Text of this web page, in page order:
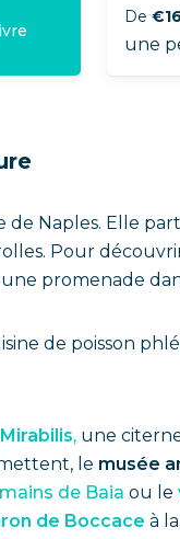
De
une
Naples. Elle
Pour
promenade
de poisson
, une
le musée
de Baia ou le
de Boccace à